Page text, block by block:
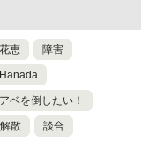
恵 障害
アベを倒したい！
解散 談合